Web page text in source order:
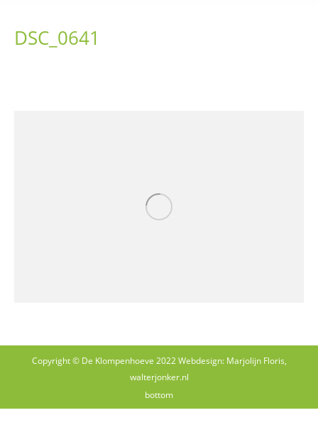
DSC_0641
Copyright © De Klompenhoeve 2022 Webdesign: Marjolijn Floris,
walterjonker.nl
bottom